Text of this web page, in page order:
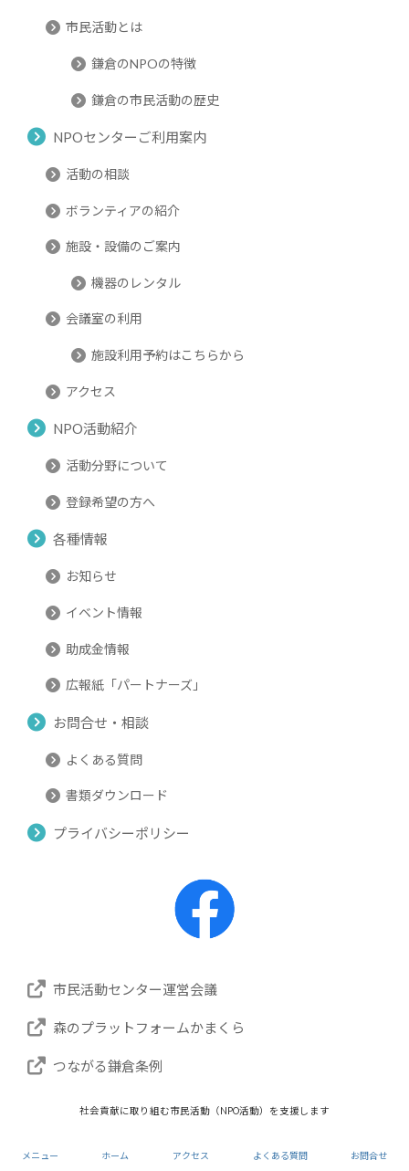
市民活動とは
鎌倉のNPOの特徴
鎌倉の市民活動の歴史
NPOセンターご利用案内
活動の相談
ボランティアの紹介
施設・設備のご案内
機器のレンタル
会議室の利用
施設利用予約はこちらから
アクセス
NPO活動紹介
活動分野について
登録希望の方へ
各種情報
お知らせ
イベント情報
助成金情報
広報紙「パートナーズ」
お問合せ・相談
よくある質問
書類ダウンロード
プライバシーポリシー
市民活動センター運営会議
森のプラットフォームかまくら
つながる鎌倉条例
社会貢献に取り組む市民活動（NPO活動）を支援します
メニュー ホーム アクセス よくある質問 お問合せ